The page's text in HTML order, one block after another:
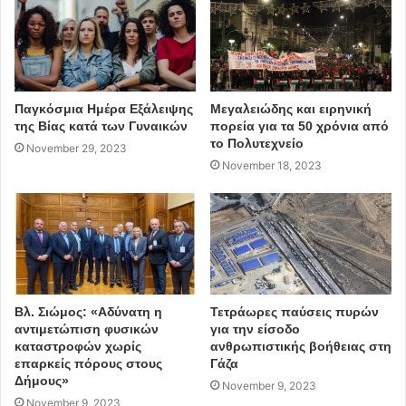
Παγκόσμια Ημέρα Εξάλειψης
της Βίας κατά των Γυναικών
November 29, 2023
Μεγαλειώδης και ειρηνική
πορεία για τα 50 χρόνια από
το Πολυτεχνείο
November 18, 2023
Βλ. Σιώμος: «Αδύνατη η
αντιμετώπιση φυσικών
καταστροφών χωρίς
επαρκείς πόρους στους
Δήμους»
November 9, 2023
Τετράωρες παύσεις πυρών
για την είσοδο
ανθρωπιστικής βοήθειας στη
Γάζα
November 9, 2023